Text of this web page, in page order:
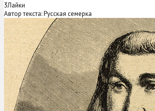
3Лайки
Автор текста: Русская семерка